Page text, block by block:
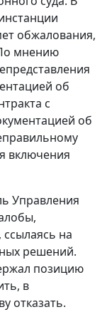
обжалования,
мнению
об
с
об
включения
Управления
на
решений.
позицию
в
отказать.